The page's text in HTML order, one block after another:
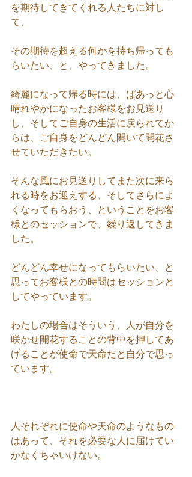
を期待してきてくれる人たちに対し
て、
その期待を超える何かを持ち帰っても
らいたい、と、やってきました。
綺麗になって帰る時には、ぱあっと心
晴れやかになったお客様をお見送り
し、そしてご自身の生活に戻られてか
らは、ご自身をどんどん開いて開花さ
せていただきたい。
そんな風にお見送りしてまた次に来ら
れる時をお迎えする、そしてさらによ
くなってもらおう、ということをお客
様とのセッションで、繰り返してきま
した。
どんどん幸せになってもらいたい、と
思ってお客様との時間はセッションと
してやっています。
わたしの場合はそういう、人が自分を
咲かせ開花することの背中を押してあ
げることが使命で天命だと自分で思っ
ています。
人それぞれに使命や天命のようなもの
はあって、それを必要な人に届けてい
かなくちゃいけない。